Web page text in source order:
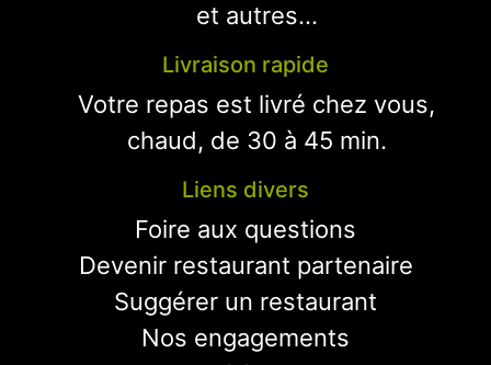
et autres...
Livraison rapide
Votre repas est livré chez vous,
chaud, de 30 à 45 min.
Liens divers
Foire aux questions
Devenir restaurant partenaire
Suggérer un restaurant
Nos engagements